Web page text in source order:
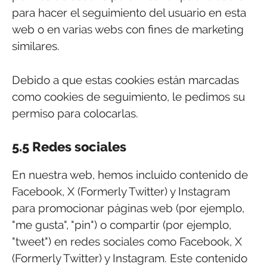
para hacer el seguimiento del usuario en esta
web o en varias webs con fines de marketing
similares.
Debido a que estas cookies están marcadas
como cookies de seguimiento, le pedimos su
permiso para colocarlas.
5.5 Redes sociales
En nuestra web, hemos incluido contenido de
Facebook, X (Formerly Twitter) y Instagram
para promocionar páginas web (por ejemplo,
"me gusta", "pin") o compartir (por ejemplo,
"tweet") en redes sociales como Facebook, X
(Formerly Twitter) y Instagram. Este contenido